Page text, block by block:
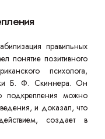
правильных
понятие позитивного
психолога,
Б. Ф. Скиннера. Он
подкрепления можно
и доказал, что
создает в